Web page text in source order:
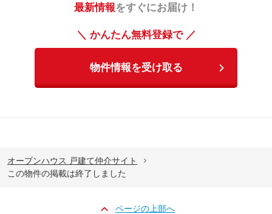
最新情報をすぐにお届け！
＼ かんたん無料登録で ／
物件情報を受け取る
オープンハウス 戸建て仲介サイト
この物件の掲載は終了しました
ページの上部へ